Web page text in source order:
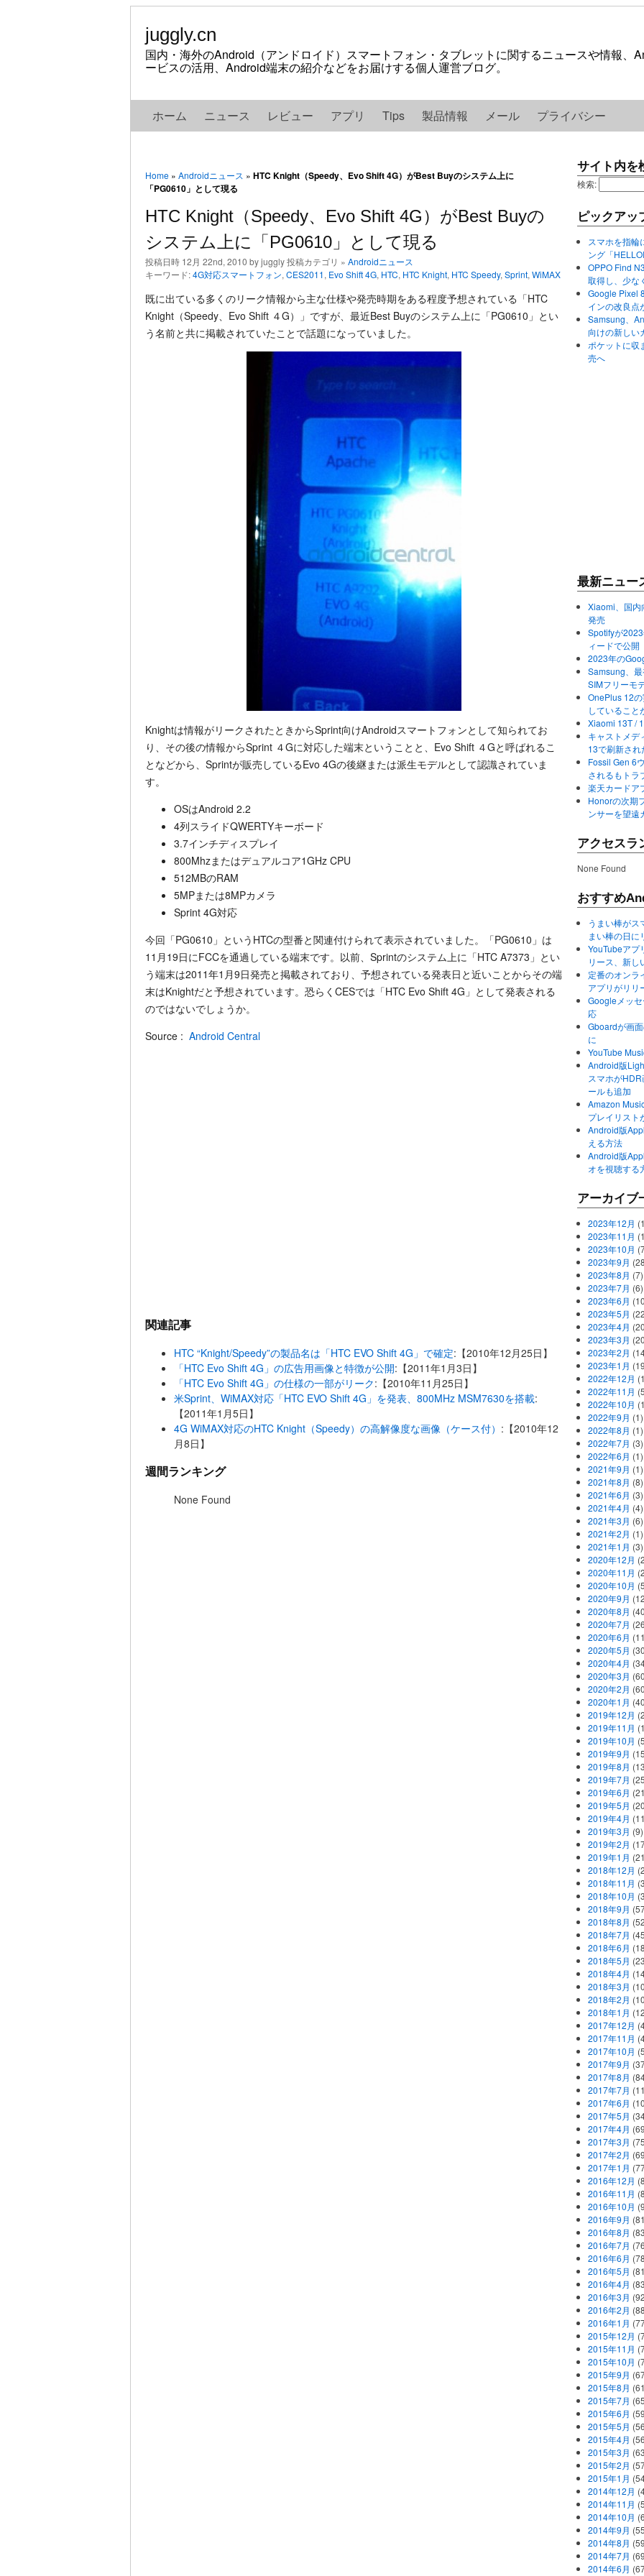
juggly.cn
国内・海外のAndroid（アンドロイド）スマートフォン・タブレットに関するニュースや情報、
ービスの活用、Android端末の紹介などをお届けする個人運営ブログ。
ホーム ニュース レビュー アプリ Tips 製品情報 メール プライバシー
Home » Androidニュース » HTC Knight（Speedy、Evo Shift 4G）がBest Buyのシステム上に
「PG0610」として現る
HTC Knight（Speedy、Evo Shift 4G）がBest Buyの
システム上に「PG0610」として現る
投稿日時 12月 22nd, 2010 by juggly 投稿カテゴリ » Androidニュース
キーワード:4G対応スマートフォン, CES2011, Evo Shift 4G, HTC, HTC Knight, HTC Speedy, Sprint, WiMAX
既に出ている多くのリーク情報から主な仕様や発売時期をある程度予想されている「HTC
Knight（Speedy、Evo Shift ４G）」ですが、最近Best Buyのシステム上に「PG0610」とい
う名前と共に掲載されていたことで話題になっていました。
Knightは情報がリークされたときからSprint向けAndroidスマートフォンとして知られてお
り、その後の情報からSprint ４Gに対応した端末ということと、Evo Shift ４Gと呼ばれるこ
となどから、Sprintが販売しているEvo 4Gの後継または派生モデルとして認識されていま
す。
OSはAndroid 2.2
4列スライドQWERTYキーボード
3.7インチディスプレイ
800Mhzまたはデュアルコア1GHz CPU
512MBのRAM
5MPまたは8MPカメラ
Sprint 4G対応
今回「PG0610」というHTCの型番と関連付けられて表示されていました。「PG0610」は
11月19日にFCCを通過している端末です。以前、Sprintのシステム上に「HTC A7373」とい
う端末は2011年1月9日発売と掲載されており、予想されている発表日と近いことからその端
末はKnightだと予想されています。恐らくCESでは「HTC Evo Shift 4G」として発表される
のではないでしょうか。
Source : Android Central
関連記事
HTC “Knight/Speedy”の製品名は「HTC EVO Shift 4G」で確定:【2010年12月25日】
「HTC Evo Shift 4G」の広告用画像と特徴が公開:【2011年1月3日】
「HTC Evo Shift 4G」の仕様の一部がリーク:【2010年11月25日】
米Sprint、WiMAX対応「HTC EVO Shift 4G」を発表、800MHz MSM7630を搭載:
【2011年1月5日】
4G WiMAX対応のHTC Knight（Speedy）の高解像度な画像（ケース付） :【2010年12
月8日】
週間ランキング
None Found
サイト内を
検索:
ピックアッ
スマホを指輪
ング「
OPPO Find
取得し、少な
Google Pixel
インの改良点
Samsung、
向けの新しい
ポケットに収
売へ
最新ニュー
Xiaomi、国内
発売
Spotifyが
ィードで公開
2023年の
Samsung、
SIMフリーモ
OnePlus 12
していること
Xiaomi 13T /
キャストメデ
13で刷新さ
Fossil Gen 6
されるもトラ
楽天カードア
Honorの次期
ンサーを望遠
アクセスラ
None Found
おすすめ
うまい棒がス
まい棒の日に
YouTubeアプ
リース、新し
定番のオンラ
アプリがリリ
Googleメッ
応
Gboardが画
に
YouTube
Android版
スマホが
ールも追加
Amazon
プレイリスト
Android版
える方法
Android版
オを視聴する
アーカイブ
2023年12月
2023年11月
2023年10月
2023年9月
2023年8月 (7)
2023年7月 (6)
2023年6月
2023年5月
2023年4月
2023年3月
2023年2月
2023年1月
2022年12月
2022年11月
2022年10月
2022年9月 (1)
2022年8月 (1)
2022年7月 (3)
2022年6月 (1)
2021年9月 (1)
2021年8月 (8)
2021年6月 (3)
2021年4月 (4)
2021年3月 (6)
2021年2月 (1)
2021年1月 (3)
2020年12月
2020年11月
2020年10月
2020年9月
2020年8月
2020年7月
2020年6月
2020年5月
2020年4月
2020年3月
2020年2月
2020年1月
2019年12月
2019年11月
2019年10月
2019年9月
2019年8月
2019年7月
2019年6月
2019年5月
2019年4月
2019年3月 (9)
2019年2月
2019年1月
2018年12月
2018年11月
2018年10月
2018年9月
2018年8月
2018年7月
2018年6月
2018年5月
2018年4月
2018年3月
2018年2月
2018年1月
2017年12月
2017年11月
2017年10月
2017年9月
2017年8月
2017年7月
2017年6月
2017年5月
2017年4月
2017年3月
2017年2月
2017年1月
2016年12月
2016年11月
2016年10月
2016年9月
2016年8月
2016年7月
2016年6月
2016年5月
2016年4月
2016年3月
2016年2月
2016年1月
2015年12月
2015年11月
2015年10月
2015年9月
2015年8月
2015年7月
2015年6月
2015年5月
2015年4月
2015年3月
2015年2月
2015年1月
2014年12月
2014年11月
2014年10月
2014年9月
2014年8月
2014年7月
2014年6月